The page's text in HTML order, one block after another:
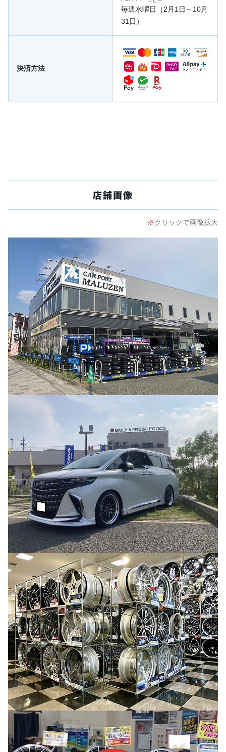
毎週水曜日（2月1日～10月
31日）
決済方法
店舗画像
クリックで画像拡大